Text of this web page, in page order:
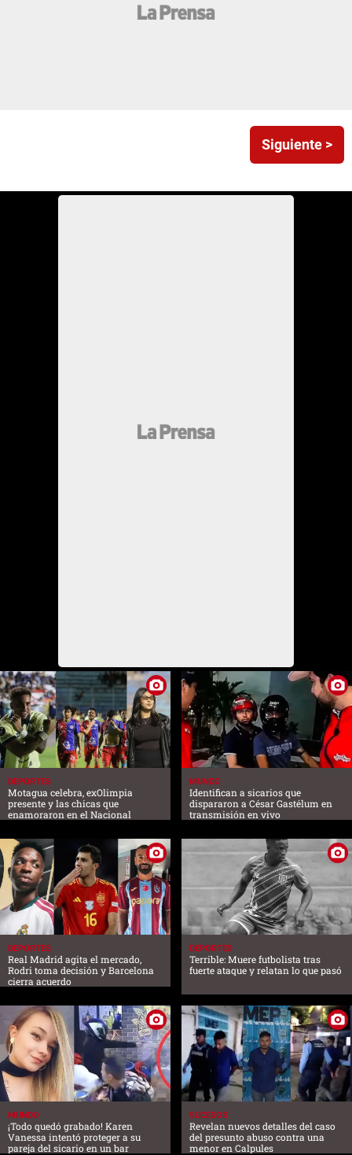
Siguiente >
DEPORTES
Motagua celebra, exOlimpia
presente y las chicas que
enamoraron en el Nacional
MUNDO
Identifican a sicarios que
dispararon a César Gastélum en
transmisión en vivo
DEPORTES
Real Madrid agita el mercado,
Rodri toma decisión y Barcelona
cierra acuerdo
DEPORTES
Terrible: Muere futbolista tras
fuerte ataque y relatan lo que pasó
MUNDO
¡Todo quedó grabado! Karen
Vanessa intentó proteger a su
pareja del sicario en un bar
SUCESOS
Revelan nuevos detalles del caso
del presunto abuso contra una
menor en Calpules